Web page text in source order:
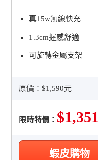
真15w無線快充
1.3cm握感舒適
可旋轉金屬支架
原價：$1,590元
限時特價： $1,351
蝦皮購物